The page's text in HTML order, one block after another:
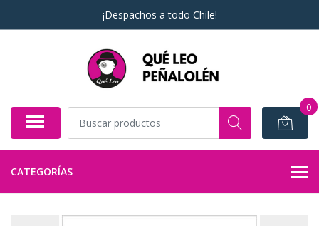
¡Despachos a todo Chile!
0
CATEGORÍAS